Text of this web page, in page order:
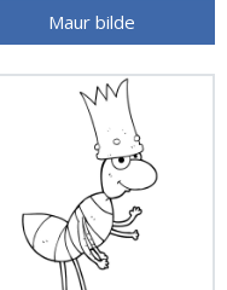
Maur bilde